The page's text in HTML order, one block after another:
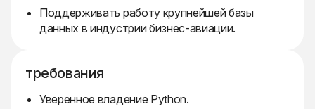
Поддерживать работу крупнейшей базы
данных в индустрии бизнес-авиации.
требования
Уверенное владение Python.